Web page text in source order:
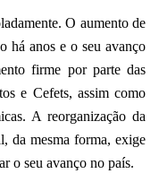
O aumento de
há anos e o seu avanço
firme por parte das
e Cefets, assim como
A reorganização da
da mesma forma, exige
o seu avanço no país.